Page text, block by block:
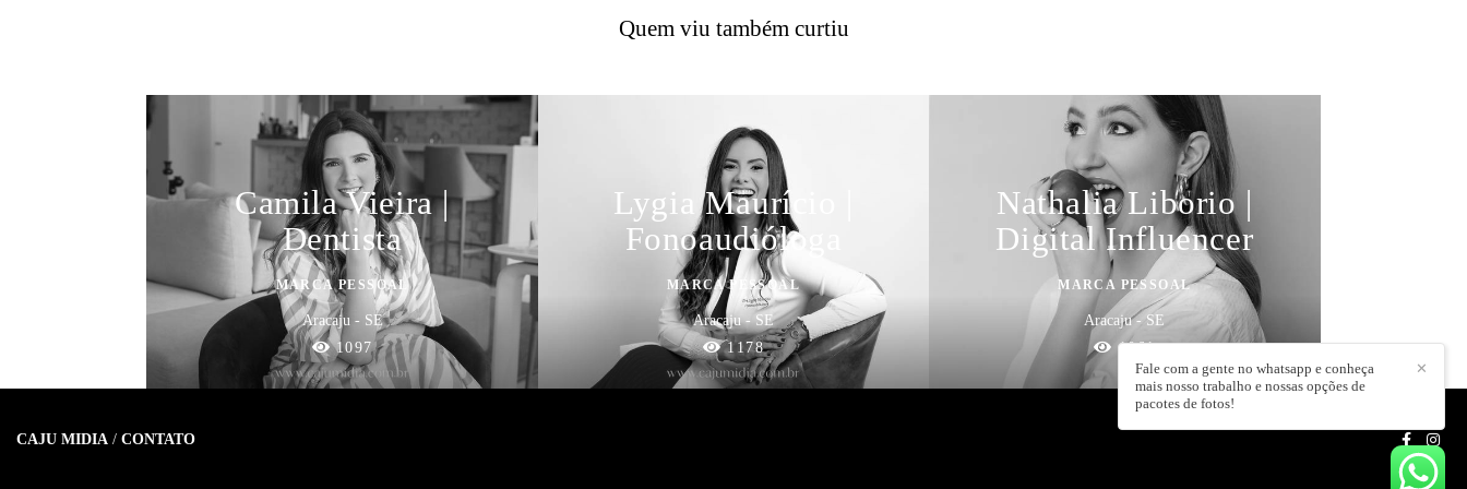
Quem viu também curtiu
Camila Vieira |
Dentista
MARCA PESSOAL
Aracaju - SE
1097
Lygia Maurício |
Fonoaudióloga
MARCA PESSOAL
Aracaju - SE
1178
Nathalia Liborio |
Digital Influencer
MARCA PESSOAL
Aracaju - SE
1061
CAJU MIDIA / CONTATO
✕
Fale com a gente no whatsapp e conheça
mais nosso trabalho e nossas opções de
pacotes de fotos!